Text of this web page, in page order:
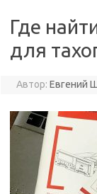
Где
для
Автор: Евгений